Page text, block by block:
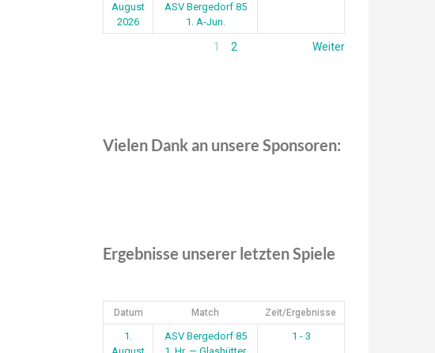
August
2026
ASV Bergedorf 85
1. A-Jun.
1 2 Weiter
Vielen Dank an unsere Sponsoren:
Ergebnisse unserer letzten Spiele
Datum Match Zeit/Ergebnisse
1.
ASV Bergedorf 85
1 - 3